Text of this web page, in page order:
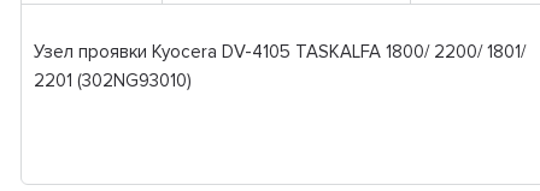
Узел проявки Kyocera DV-4105 TASKALFA 1800/ 2200/ 1801/
2201 (302NG93010)